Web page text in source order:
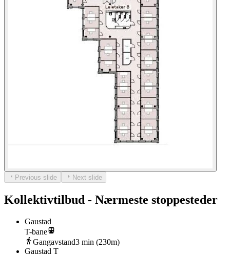
Previous slide Next slide
Kollektivtilbud - Nærmeste stoppesteder
Gaustad
T-bane
Gangavstand3 min (230m)
Gaustad T